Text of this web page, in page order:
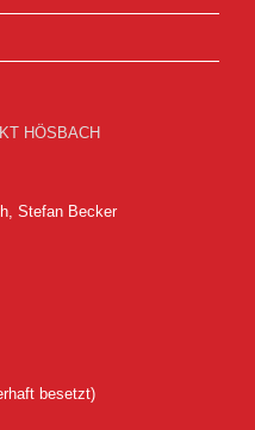
HÖSBACH
Stefan Becker
besetzt)